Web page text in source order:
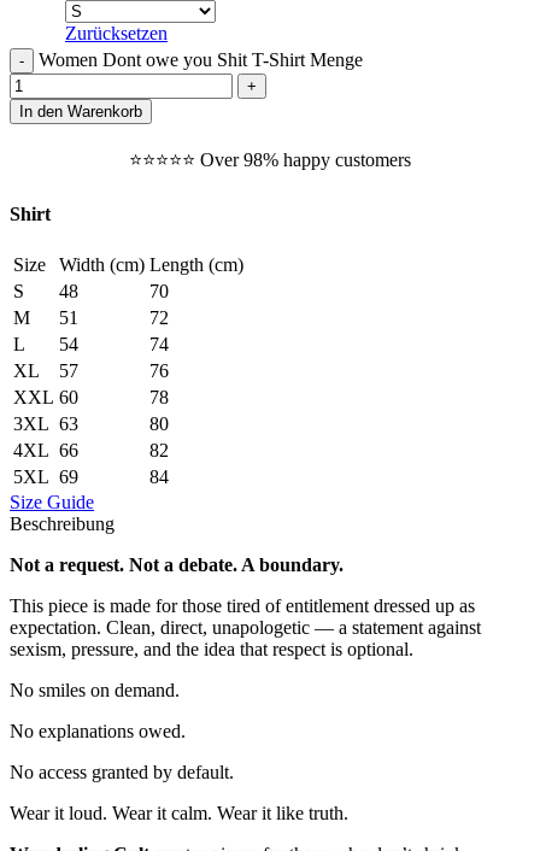
Zurücksetzen
Women Dont owe you Shit T-Shirt Menge
In den Warenkorb
⭐️⭐️⭐️⭐️⭐️ Over 98% happy customers
Shirt
Size Width (cm) Length (cm)
S
48
70
M
51
72
L
54
74
XL
57
76
XXL 60
78
3XL 63
80
4XL 66
82
5XL 69
84
Size Guide
Beschreibung
Not a request. Not a debate. A boundary.
This piece is made for those tired of entitlement dressed up as
expectation. Clean, direct, unapologetic — a statement against
sexism, pressure, and the idea that respect is optional.
No smiles on demand.
No explanations owed.
No access granted by default.
Wear it loud. Wear it calm. Wear it like truth.